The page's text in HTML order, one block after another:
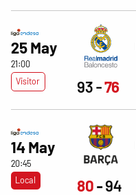
25 May
21:00
Visitor
93 76
14 May
20:45
Local
80 94